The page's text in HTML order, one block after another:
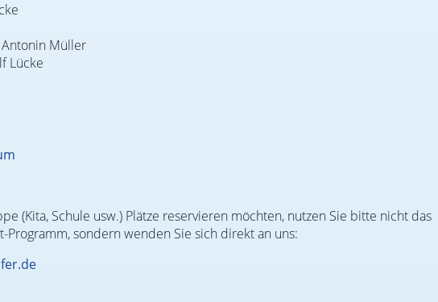
Antonin Müller
Lücke
(Kita, Schule usw.) Plätze reservieren möchten, nutzen Sie bitte nicht das
Programm, sondern wenden Sie sich direkt an uns: